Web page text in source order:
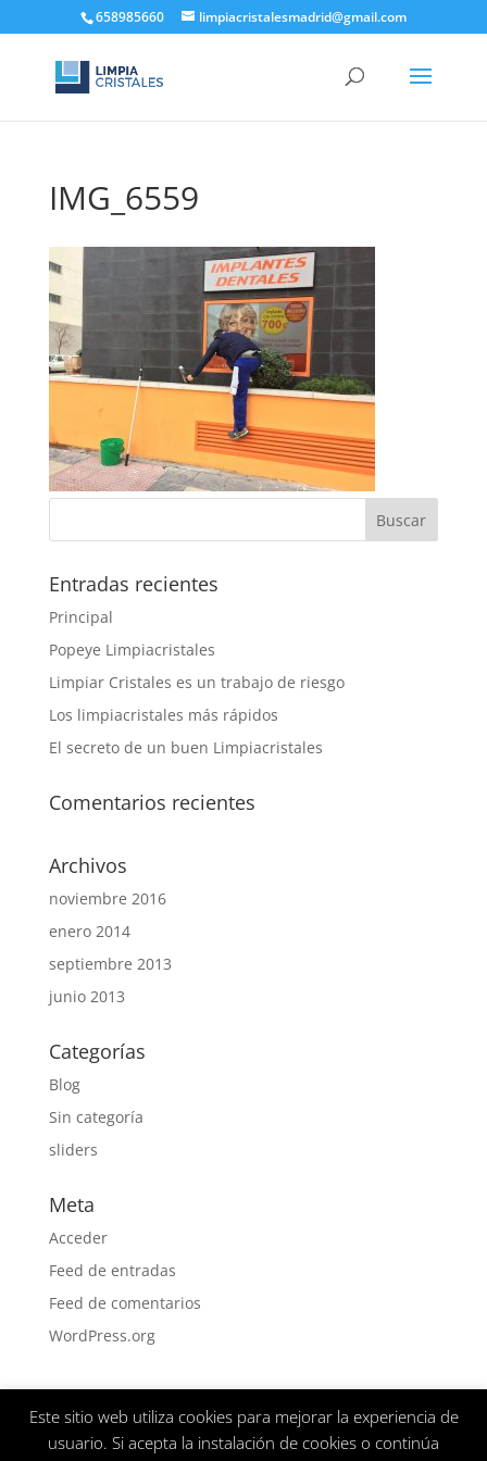
658985660 limpiacristalesmadrid@gmail.com
IMG_6559
Entradas recientes
Principal
Popeye Limpiacristales
Limpiar Cristales es un trabajo de riesgo
Los limpiacristales más rápidos
El secreto de un buen Limpiacristales
Comentarios recientes
Archivos
noviembre 2016
enero 2014
septiembre 2013
junio 2013
Categorías
Blog
Sin categoría
sliders
Meta
Acceder
Feed de entradas
Feed de comentarios
WordPress.org
Aviso Legal Politica de privacidad
Este sitio web utiliza cookies para mejorar la experiencia de
usuario. Si acepta la instalación de cookies o continúa